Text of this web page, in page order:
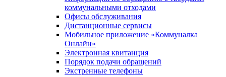
коммунальными отходами
Офисы обслуживания
Дистанционные сервисы
Мобильное приложение «Коммуналка
Онлайн»
Электронная квитанция
Порядок подачи обращений
Экстренные телефоны